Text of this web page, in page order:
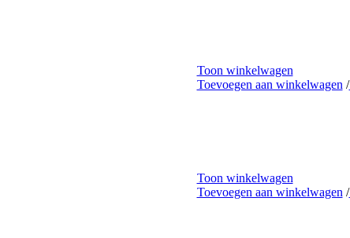
Toon winkelwagen
Toevoegen aan winkelwagen /
Toon winkelwagen
Toevoegen aan winkelwagen /